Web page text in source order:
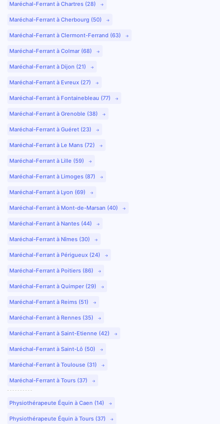
Maréchal-Ferrant à Chartres (28)
Maréchal-Ferrant à Cherbourg (50)
Maréchal-Ferrant à Clermont-Ferrand (63)
Maréchal-Ferrant à Colmar (68)
Maréchal-Ferrant à Dijon (21)
Maréchal-Ferrant à Evreux (27)
Maréchal-Ferrant à Fontainebleau (77)
Maréchal-Ferrant à Grenoble (38)
Maréchal-Ferrant à Guéret (23)
Maréchal-Ferrant à Le Mans (72)
Maréchal-Ferrant à Lille (59)
Maréchal-Ferrant à Limoges (87)
Maréchal-Ferrant à Lyon (69)
Maréchal-Ferrant à Mont-de-Marsan (40)
Maréchal-Ferrant à Nantes (44)
Maréchal-Ferrant à Nîmes (30)
Maréchal-Ferrant à Périgueux (24)
Maréchal-Ferrant à Poitiers (86)
Maréchal-Ferrant à Quimper (29)
Maréchal-Ferrant à Reims (51)
Maréchal-Ferrant à Rennes (35)
Maréchal-Ferrant à Saint-Etienne (42)
Maréchal-Ferrant à Saint-Lô (50)
Maréchal-Ferrant à Toulouse (31)
Maréchal-Ferrant à Tours (37)
Physiothérapeute Équin à Caen (14)
Physiothérapeute Équin à Tours (37)